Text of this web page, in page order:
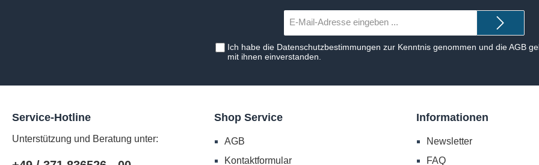
Mail-
Adresse*
Ich habe die Datenschutzbestimmungen zur Kenntnis genommen und dieAGB
mit ihnen einverstanden.
Service-Hotline
Unterstützung und Beratung unter:
Shop Service
AGB
Kontaktformular
Informationen
Newsletter
FAQ